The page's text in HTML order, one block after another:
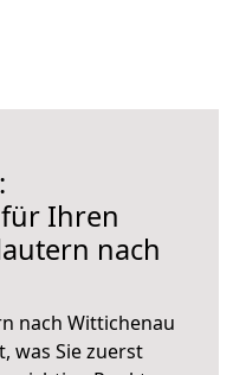
Ihren
nach
nach Wittichenau
was Sie zuerst